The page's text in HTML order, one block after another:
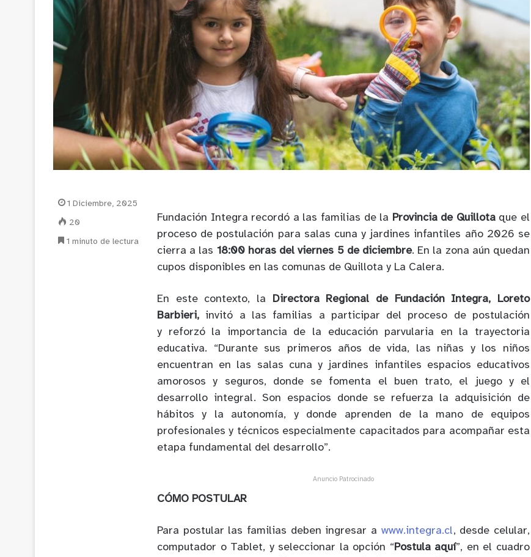
Fundación Integra recordó a las familias de la Provincia de Quillotaque el
proceso de postulación para salas cuna y jardines infantiles año 2026 se
cierra a las 18:00 horas del viernes 5 de diciembre. En la zona aún quedan
cupos disponibles en las comunas de Quillota y La Calera.
En este contexto, la Directora Regional de Fundación Integra, Loreto
Barbieri, invitó a las familias a participar del proceso de postulación
y
reforzó la importancia de la educación parvularia en la trayectoria
educativa. “Durante sus primeros años de vida, las niñas y los niños
encuentran en las salas cuna y jardines infantiles espacios educativos
amorosos y seguros, donde se fomenta el buen trato, el juego y el
desarrollo integral. Son espacios donde se refuerza la adquisición de
hábitos y la autonomía, y donde aprenden de la mano de equipos
profesionales y técnicos especialmente capacitados para acompañar esta
etapa fundamental del desarrollo”.
Anuncio Patrocinado
CÓMO POSTULAR
Para postular las familias deben ingresar a www.integra.cl, desde celular,
computador o Tablet, y seleccionar la opción “Postula aquí”, en el cuadro
1 Diciembre, 2025
20
1 minuto de lectura